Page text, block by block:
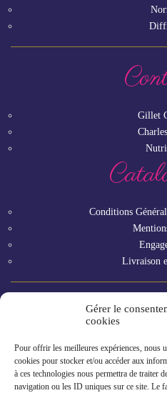
Gérer le
cookies
Pour offrir les meilleures expériences, nous
cookies pour stocker et/ou accéder aux
à ces technologies nous permettra de traiter
navigation ou les ID uniques sur ce site. Le
Gillet
Conditions
Livraison
Vous êtes un